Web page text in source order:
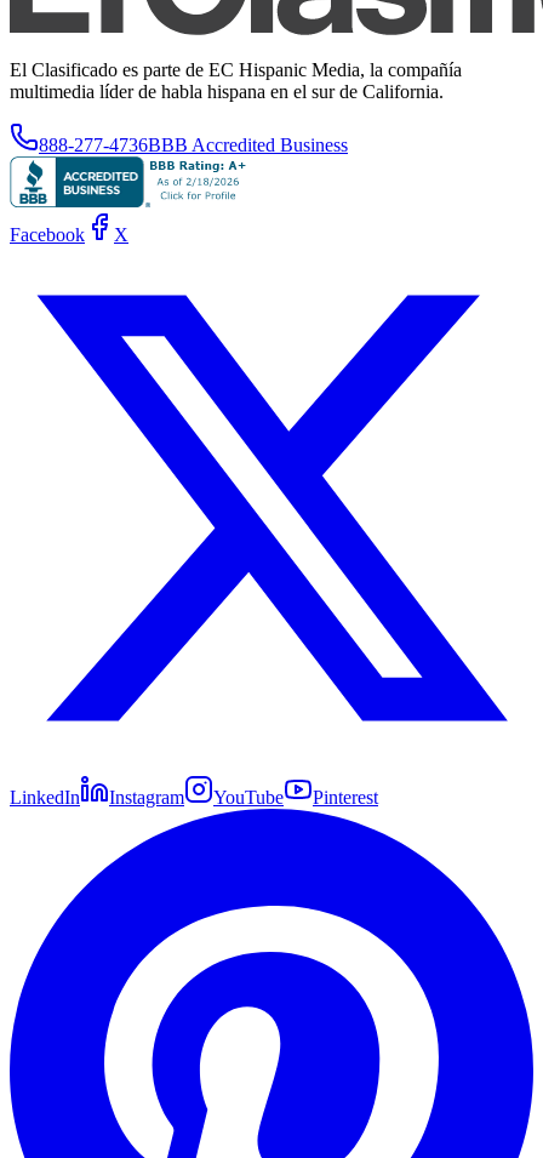
El Clasificado es parte de EC Hispanic Media, la compañía
multimedia líder de habla hispana en el sur de California.
888-277-4736BBB Accredited Business
Facebook X
LinkedIn Instagram YouTube Pinterest